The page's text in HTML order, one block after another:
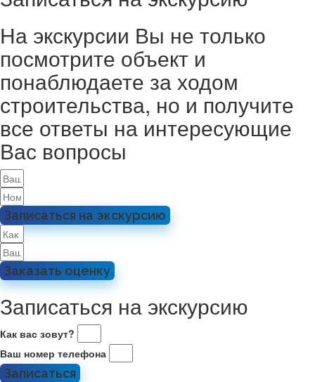
На экскурсии Вы не только
посмотрите объект и
понаблюдаете за ходом
строительства, но и получите
все ответы на интересующие
Вас вопросы
Записаться на экскурсию
Заказать оценку
Записаться на экскурсию
Как вас зовут?
Ваш номер телефона
Записаться